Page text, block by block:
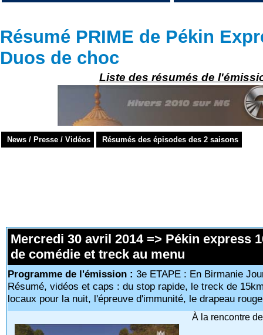
Résumé PRIME de Pékin
Duos de choc
Liste des résumés de
News / Presse / Vidéos Résumés des épisodes des 2 saisons
Mercredi 30 avril 2014 => Pékin express
de comédie et treck au menu
Programme de l'émission :3e ETAPE : En Birmanie
Résumé, vidéos et caps : du stop rapide, le treck de
locaux pour la nuit, l'épreuve d'immunité, le drapeau
À la rencontre